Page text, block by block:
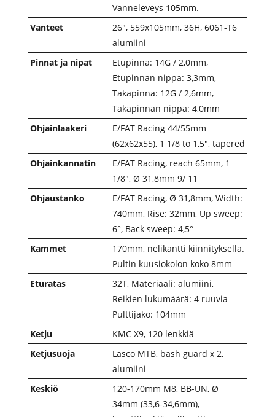
Vanneleveys 105mm.
Vanteet
26″, 559x105mm, 36H, 6061-T6
alumiini
Pinnat ja nipat
Etupinna: 14G / 2,0mm,
Etupinnan nippa: 3,3mm,
Takapinna: 12G / 2,6mm,
Takapinnan nippa: 4,0mm
Ohjainlaakeri
E/FAT Racing 44/55mm
(62x62x55), 1 1/8 to 1,5″, tapered
Ohjainkannatin
E/FAT Racing, reach 65mm, 1
1/8″, Ø 31,8mm 9/ 11
Ohjaustanko
E/FAT Racing, Ø 31,8mm, Width:
740mm, Rise: 32mm, Up sweep:
6°, Back sweep: 4,5°
Kammet
170mm, nelikantti kiinnityksellä.
Pultin kuusiokolon koko 8mm
Eturatas
32T, Materiaali: alumiini,
Reikien lukumäärä: 4 ruuvia
Pulttijako: 104mm
Ketju
KMC X9, 120 lenkkiä
Ketjusuoja
Lasco MTB, bash guard x 2,
alumiini
Keskiö
120-170mm M8, BB-UN, Ø
34mm (33,6-34,6mm),